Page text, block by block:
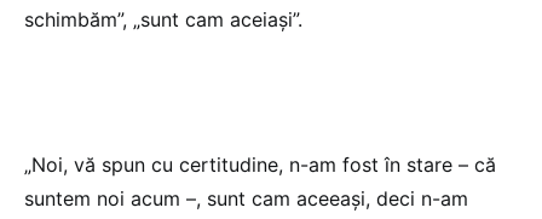
schimbăm”, „sunt cam aceiași”.
„Noi, vă spun cu certitudine, n-am fost în stare – că
suntem noi acum –, sunt cam aceeași, deci n-am